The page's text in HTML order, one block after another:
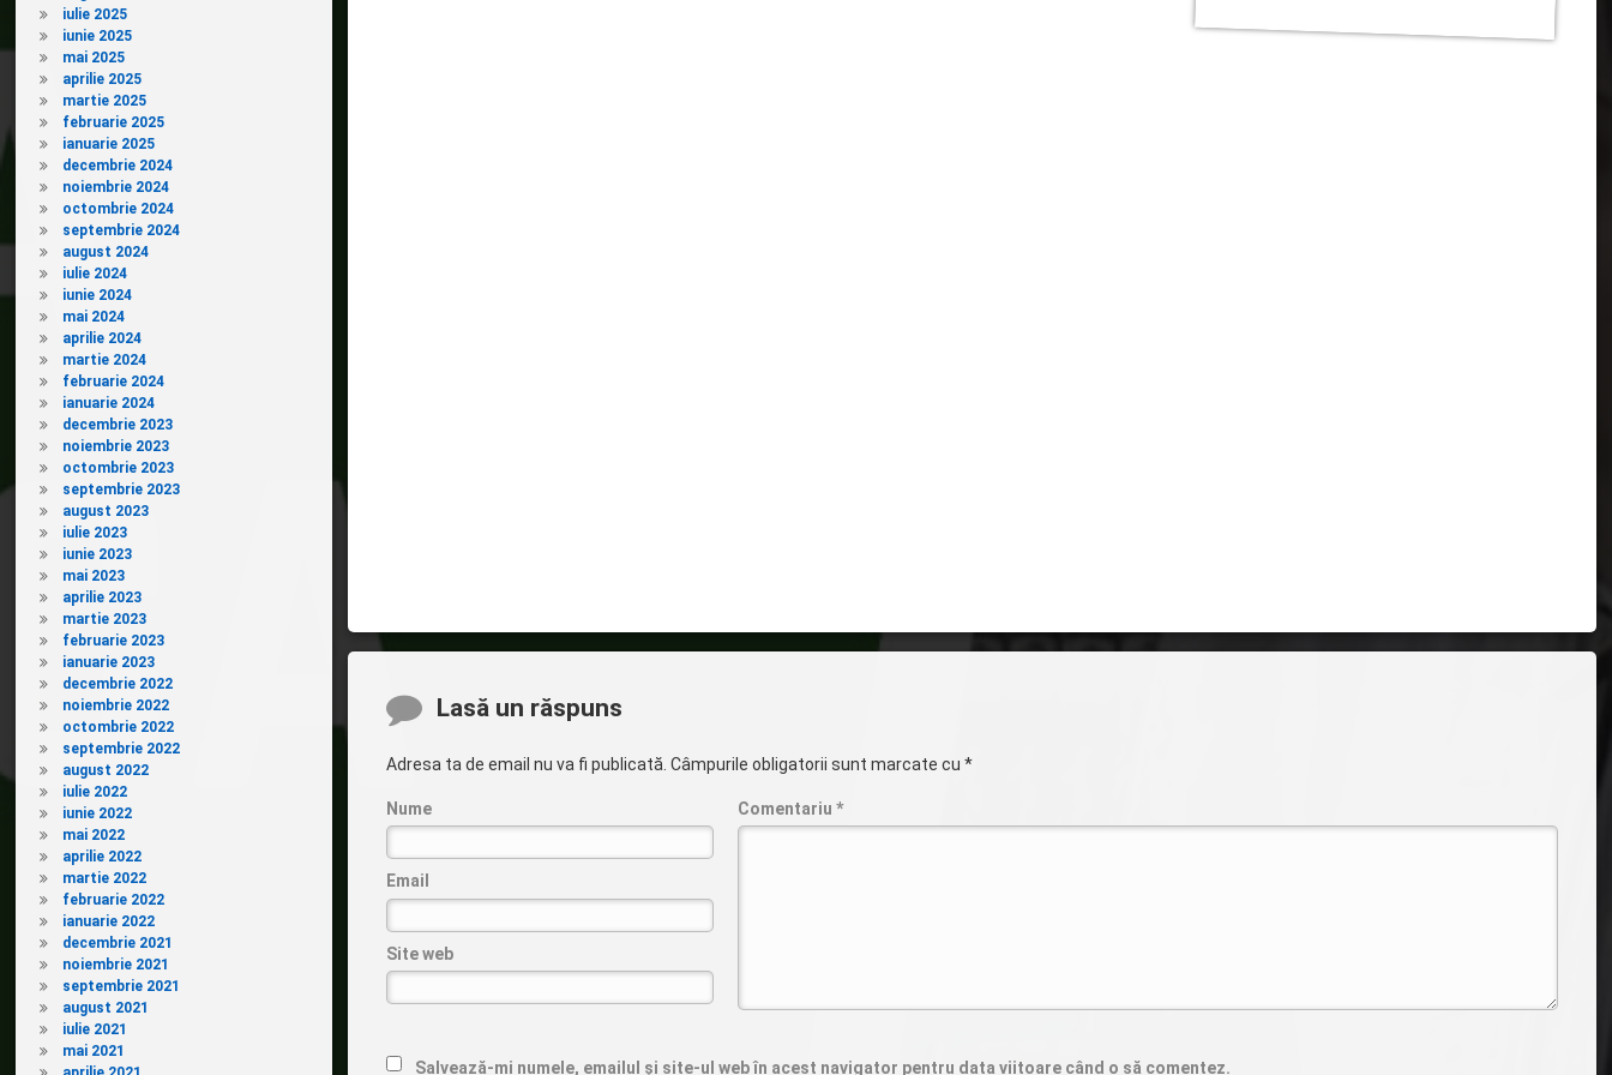
Comentarii
Lasă un răspuns
Adresa ta de email nu va fi publicată. Câmpurile obligatorii sunt marcate cu*
Comentariu *
Nume
Email
Site web
Salvează-mi numele, emailul și site-ul web în acest navigator pentru data viitoare când o să comentez.
iulie 2025
iunie 2025
mai 2025
aprilie 2025
martie 2025
februarie 2025
ianuarie 2025
decembrie 2024
noiembrie 2024
octombrie 2024
septembrie 2024
august 2024
iulie 2024
iunie 2024
mai 2024
aprilie 2024
martie 2024
februarie 2024
ianuarie 2024
decembrie 2023
noiembrie 2023
octombrie 2023
septembrie 2023
august 2023
iulie 2023
iunie 2023
mai 2023
aprilie 2023
martie 2023
februarie 2023
ianuarie 2023
decembrie 2022
noiembrie 2022
octombrie 2022
septembrie 2022
august 2022
iulie 2022
iunie 2022
mai 2022
aprilie 2022
martie 2022
februarie 2022
ianuarie 2022
decembrie 2021
noiembrie 2021
septembrie 2021
august 2021
iulie 2021
mai 2021